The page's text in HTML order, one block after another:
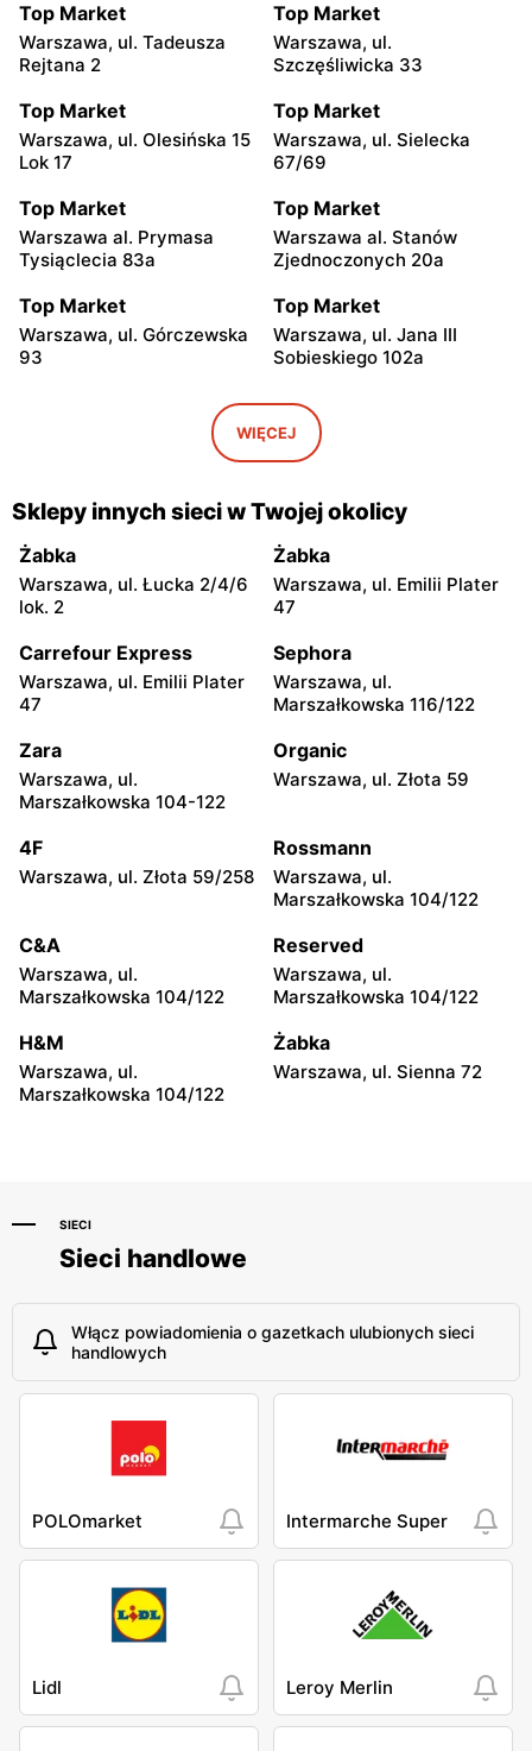
Top Market
Warszawa, ul. Tadeusza
Rejtana 2
Top Market
Warszawa, ul.
Szczęśliwicka 33
Top Market
Warszawa, ul. Olesińska 15
Lok 17
Top Market
Warszawa, ul. Sielecka
67/69
Top Market
Warszawa al. Prymasa
Tysiąclecia 83a
Top Market
Warszawa al. Stanów
Zjednoczonych 20a
Top Market
Warszawa, ul. Górczewska
93
Top Market
Warszawa, ul. Jana III
Sobieskiego 102a
Warszawa, ul. Smoleńska
Top Market
Warszawa, ul. Żwirki i
Wigury 17
Top Market
Warszawa al. Krakowska
274
Top Market
Warszawa, ul. Władysława
Broniewskiego 37
Top Market
Broniewskiego 85
Top Market
Niepodległości 19
Top Market
Wysockiego 6
Top Market
Top Market
Czarnomorska 7a
Top Market
Sobieskiego 60/14
Top Market
Rechniewskiego 8
Top Market
Top Market Top Market
21
Top Market Top Market
WIĘCEJ
Sklepy innych sieci w Twojej okolicy
Żabka
Warszawa, ul. Łucka 2/4/6
lok. 2
Żabka
Warszawa, ul. Emilii Plater
47
Carrefour Express
Warszawa, ul. Emilii Plater
47
Sephora
Warszawa, ul.
Marszałkowska 116/122
Zara
Warszawa, ul.
Marszałkowska 104-122
Organic
Warszawa, ul. Złota 59
4F
Warszawa, ul. Złota 59/258
Rossmann
Warszawa, ul.
Marszałkowska 104/122
C&A
Warszawa, ul.
Marszałkowska 104/122
Reserved
Warszawa, ul.
Marszałkowska 104/122
H&M
Warszawa, ul.
Marszałkowska 104/122
Żabka
Warszawa, ul. Sienna 72
SIECI
Sieci handlowe
Włącz powiadomienia o gazetkach ulubionych sieci
handlowych
POLOmarket Intermarche Super
Lidl Leroy Merlin